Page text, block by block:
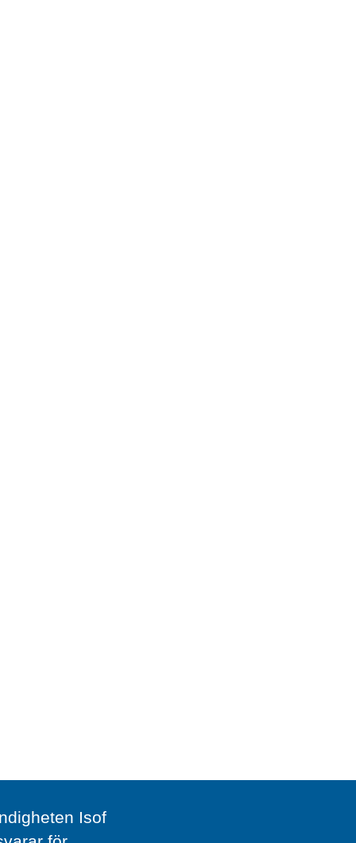
Isof